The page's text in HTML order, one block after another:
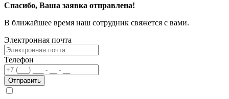
Спасибо, Ваша заявка отправлена!
В ближайшее время наш сотрудник свяжется с вами.
Электронная почта
Телефон
Отправить